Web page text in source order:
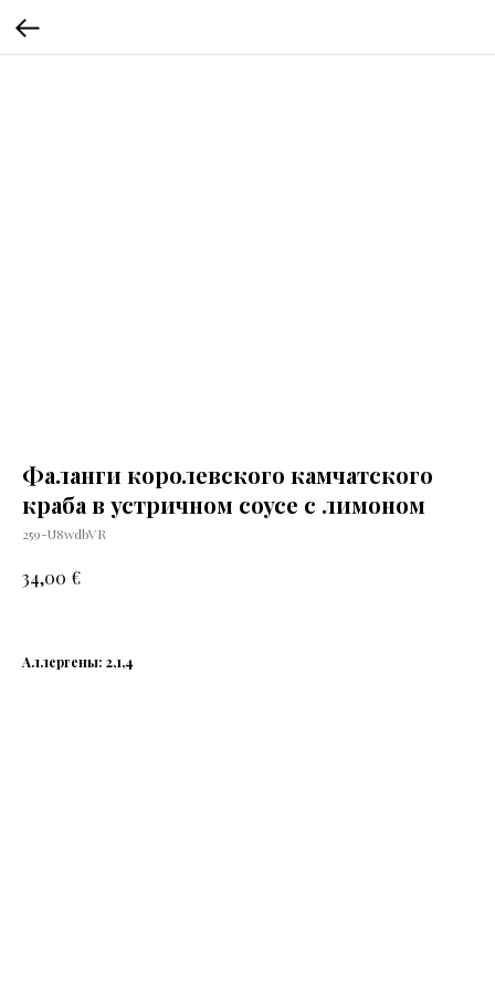
Фаланги королевского камчатского
краба в устричном соусе с лимоном
259-U8wdbVR
34,00 €
Аллергены: 2,1,4